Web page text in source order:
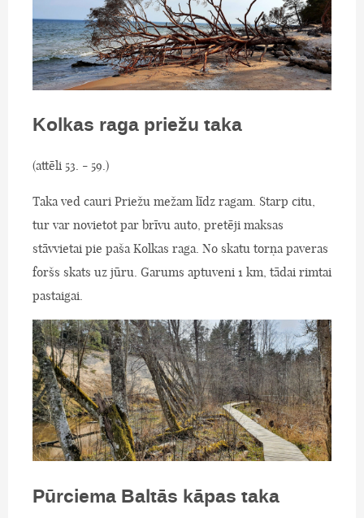
Kolkas raga priežu taka
(attēli 53. - 59.)
Taka ved cauri Priežu mežam līdz ragam. Starp citu,
tur var novietot par brīvu auto, pretēji maksas
stāvvietai pie paša Kolkas raga. No skatu torņa paveras
foršs skats uz jūru. Garums aptuveni 1 km, tādai rimtai
pastaigai.
Pūrciema Baltās kāpas taka